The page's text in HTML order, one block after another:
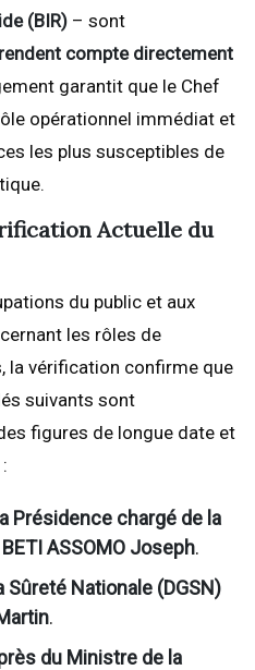
(BIR) – sont
rendent compte directement
garantit que le Chef
opérationnel immédiat et
les plus susceptibles de
Actuelle du
du public et aux
les rôles de
la vérification confirme que
suivants sont
figures de longue date et
Présidence chargé de la
BETI ASSOMO Joseph.
Sûreté Nationale (DGSN)
.
du Ministre de la